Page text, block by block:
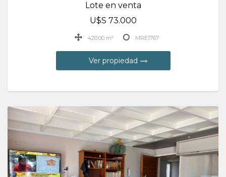
Lote en venta
U$S 73.000
420.00 m² MRE1767
Ver propiedad